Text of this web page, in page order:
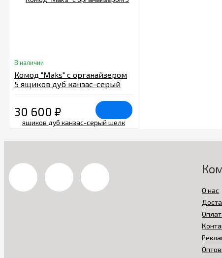
В наличии
Комод "Maks" с органайзером
5 ящиков дуб канзас-серый
30 600 ₽
О нас